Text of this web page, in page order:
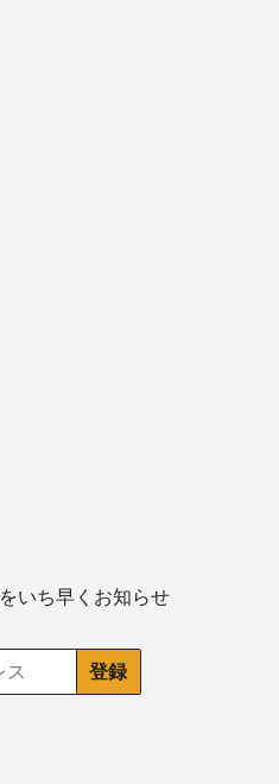
をいち早くお知らせ